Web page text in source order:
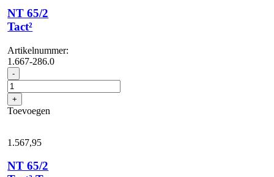
NT 65/2
Tact²
Artikelnummer:
1.667-286.0
- NT
65/2
Tact²
aantal
+
Toevoegen
1.567,95
NT 65/2